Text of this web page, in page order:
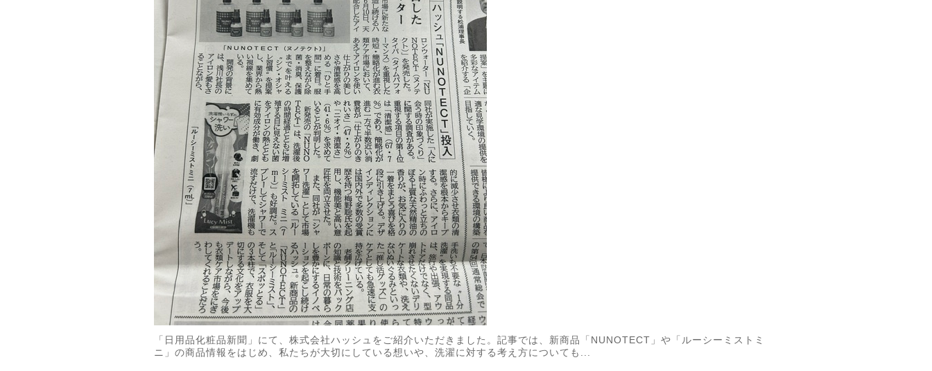
「日用品化粧品新聞」にて、株式会社ハッシュをご紹介いただきました。記事では、新商品「NUNOTECT」や「ルーシーミストミ
ニ」の商品情報をはじめ、私たちが大切にしている想いや、洗濯に対する考え方についても...